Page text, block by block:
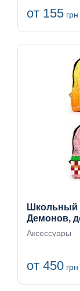
от 155 грн
Школьный
Демонов,
Аксессуары
от 450 грн